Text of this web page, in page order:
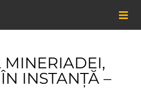
MINERIADEI,
INSTANȚĂ –